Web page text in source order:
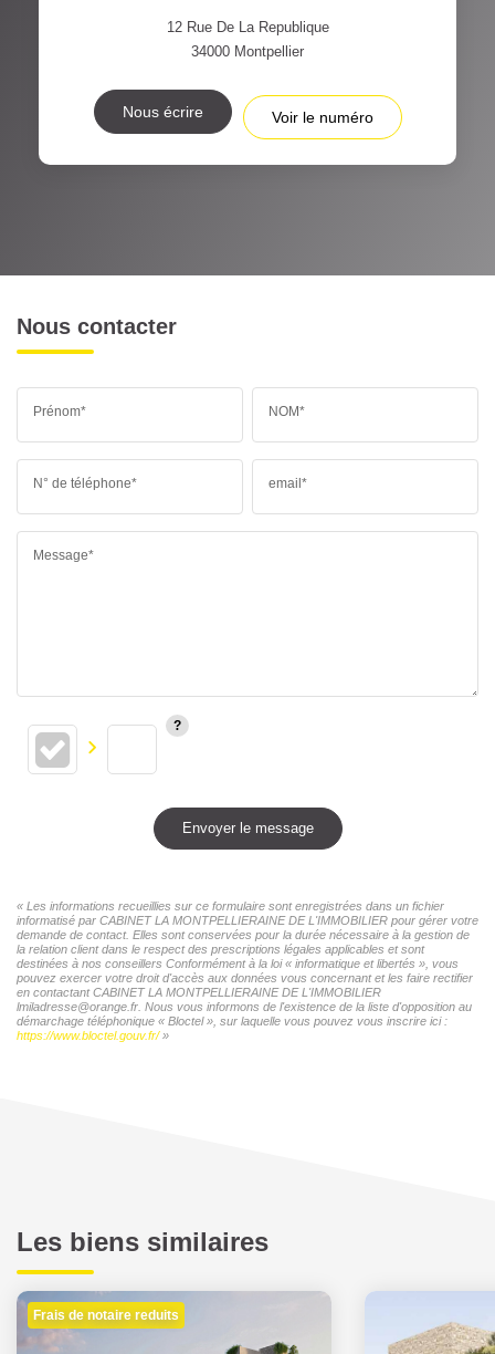
12 Rue De La Republique
34000 Montpellier
Nous écrire Voir le numéro
Nous contacter
Prénom* NOM*
N° de téléphone* email*
Message*
Envoyer le message
« Les informations recueillies sur ce formulaire sont enregistrées dans un fichier
informatisé par CABINET LA MONTPELLIERAINE DE L'IMMOBILIER pour gérer votre
demande de contact. Elles sont conservées pour la durée nécessaire à la gestion de
la relation client dans le respect des prescriptions légales applicables et sont
destinées à nos conseillers Conformément à la loi « informatique et libertés », vous
pouvez exercer votre droit d'accès aux données vous concernant et les faire rectifier
en contactant CABINET LA MONTPELLIERAINE DE L'IMMOBILIER
lmiladresse@orange.fr. Nous vous informons de l'existence de la liste d'opposition au
démarchage téléphonique « Bloctel », sur laquelle vous pouvez vous inscrire ici :
https://www.bloctel.gouv.fr/»
Les biens similaires
Frais de notaire reduits